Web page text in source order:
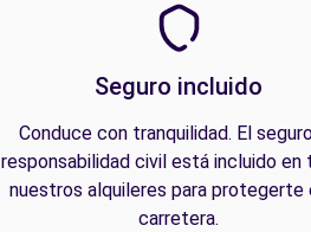
Seguro incluido
Conduce con tranquilidad. El
responsabilidad civil está incluido en
nuestros alquileres para protegerte
carretera.